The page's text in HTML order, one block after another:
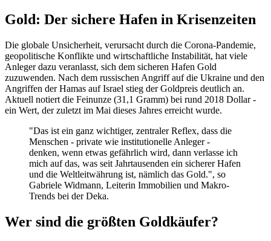
Gold: Der sichere Hafen in Krisenzeiten
Die globale Unsicherheit, verursacht durch die Corona-Pandemie,
geopolitische Konflikte und wirtschaftliche Instabilität, hat viele
Anleger dazu veranlasst, sich dem sicheren Hafen Gold
zuzuwenden. Nach dem russischen Angriff auf die Ukraine und den
Angriffen der Hamas auf Israel stieg der Goldpreis deutlich an.
Aktuell notiert die Feinunze (31,1 Gramm) bei rund 2018 Dollar -
ein Wert, der zuletzt im Mai dieses Jahres erreicht wurde.
"Das ist ein ganz wichtiger, zentraler Reflex, dass die
Menschen - private wie institutionelle Anleger -
denken, wenn etwas gefährlich wird, dann verlasse ich
mich auf das, was seit Jahrtausenden ein sicherer Hafen
und die Weltleitwährung ist, nämlich das Gold.", so
Gabriele Widmann, Leiterin Immobilien und Makro-
Trends bei der Deka.
Wer sind die größten Goldkäufer?